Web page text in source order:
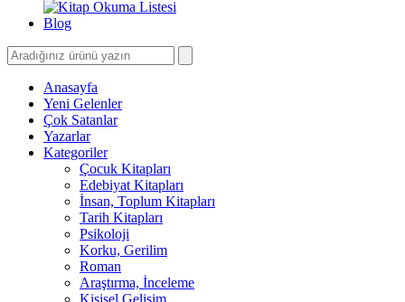
Blog
Anasayfa
Yeni Gelenler
Çok Satanlar
Yazarlar
Kategoriler
Çocuk Kitapları
Edebiyat Kitapları
İnsan, Toplum Kitapları
Tarih Kitapları
Psikoloji
Korku, Gerilim
Roman
Araştırma, İnceleme